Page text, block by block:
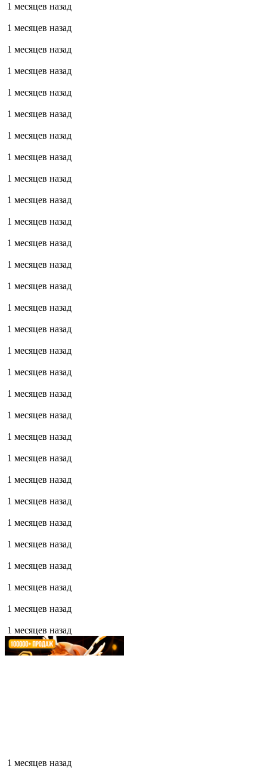
1 месяцев назад
1 месяцев назад
1 месяцев назад
1 месяцев назад
1 месяцев назад
1 месяцев назад
1 месяцев назад
1 месяцев назад
1 месяцев назад
1 месяцев назад
1 месяцев назад
1 месяцев назад
1 месяцев назад
1 месяцев назад
1 месяцев назад
1 месяцев назад
1 месяцев назад
1 месяцев назад
1 месяцев назад
1 месяцев назад
1 месяцев назад
1 месяцев назад
1 месяцев назад
1 месяцев назад
1 месяцев назад
1 месяцев назад
1 месяцев назад
1 месяцев назад
1 месяцев назад
1 месяцев назад
1 месяцев назад